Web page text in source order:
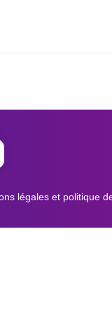
légales et politique